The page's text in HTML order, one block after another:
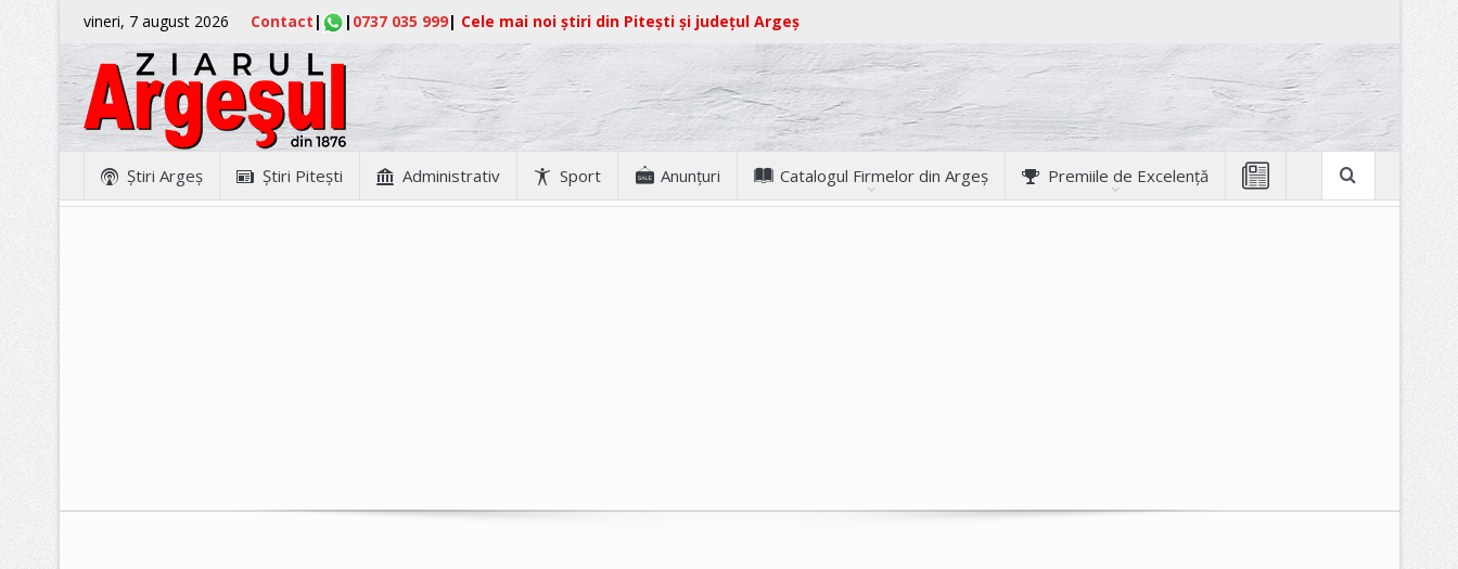
vineri, 7 august 2026 Contact | | 0737 035 999| Cele mai noi știri din Pitești și județul Argeș
Ştiri Argeş Ştiri Piteşti Administrativ Sport Anunţuri Catalogul Firmelor din Argeș Premiile de Excelență